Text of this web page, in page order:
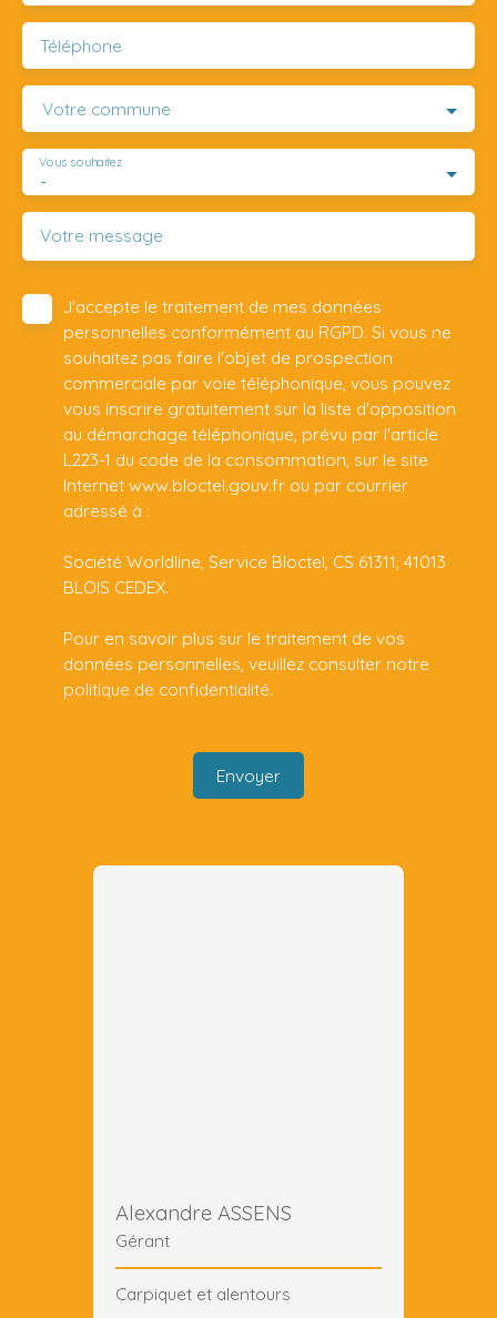
Téléphone
Votre commune
-
Vous souhaitez
Votre message
J'accepte le traitement de mes données
personnelles conformément au RGPD. Si vous ne
souhaitez pas faire l'objet de prospection
commerciale par voie téléphonique, vous pouvez
vous inscrire gratuitement sur la liste d'opposition
au démarchage téléphonique, prévu par l'article
L223-1 du code de la consommation, sur le site
Internet www.bloctel.gouv.fr ou par courrier
adressé à :
Société Worldline, Service Bloctel, CS 61311, 41013
BLOIS CEDEX.
Pour en savoir plus sur le traitement de vos
données personnelles, veuillez consulter notre
politique de confidentialité.
Envoyer
Alexandre ASSENS
Gérant
Carpiquet et alentours